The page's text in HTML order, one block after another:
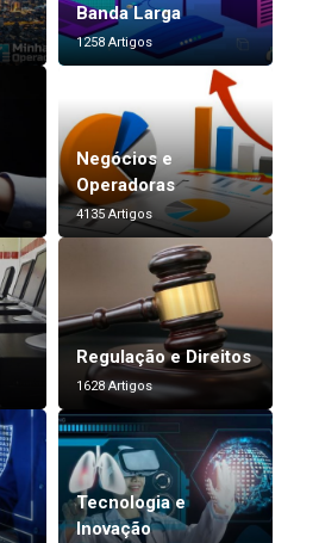
Banda Larga
1258 Artigos
Negócios e
Operadoras
4135 Artigos
Regulação e Direitos
1628 Artigos
Tecnologia e
Inovação